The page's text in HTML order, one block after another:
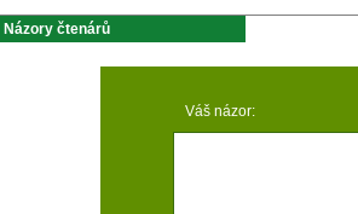
Názory čtenárů
Váš názor: